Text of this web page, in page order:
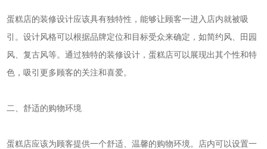
蛋糕店的装修设计应该具有独特性，能够让顾客一进入店内就被吸
引。设计风格可以根据品牌定位和目标受众来确定，如简约风、田园
风、复古风等。通过独特的装修设计，蛋糕店可以展现出其个性和特
色，吸引更多顾客的关注和喜爱。
二、舒适的购物环境
蛋糕店应该为顾客提供一个舒适、温馨的购物环境。店内可以设置一